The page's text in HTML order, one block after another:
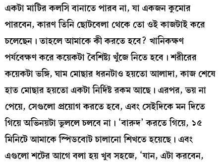
একটা মাটির কলসি বানাতে পারব না, যা একজন কুমোর
পারবেন, কারণ তিনি ছোটবেলা থেকে তো ওই কাজটাই করে
চলেছেন। তাহলে আমাকে কী করতে হবে? খানিকক্ষণ
পর্যবেক্ষণ করে কয়েকটা বৈশিষ্ট্য খুঁজে নিতে হবে। শরীরের
কয়েকটা ভঙ্গি, ঘাম মোছার ধরনটাও হয়তো আলাদা, কাজ শেষে
হাত মোছার হয়তো একটা নির্দিষ্ট রকম আছে। এরপর, ভয় না
পেয়ে, সেগুলো প্রয়োগ করতে হবে, এবং সেইদিকে মন দিতে
গিয়ে অভিনয়টা ভুললে চলবে না। ‘বারুদ’ করতে গিয়ে, ১৫
মিনিটে আমাকে স্পিডবোট চালানো শিখতে হয়েছে। এবং
এগুলো শটের আগে বলা হয় খুব সহজে, ‘যান, এটা করবেন,